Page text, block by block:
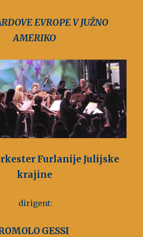
EVROPE V JUŽNO
AMERIKO
Furlanije Julijske
krajine
dirigent:
GESSI